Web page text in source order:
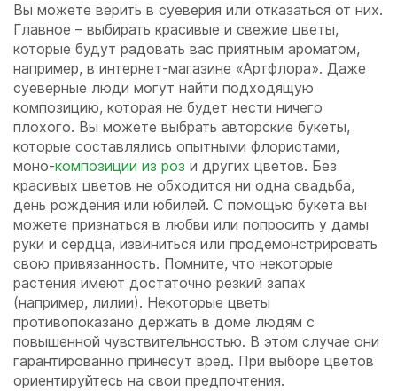
Вы можете верить в суеверия или отказаться от них.
Главное – выбирать красивые и свежие цветы,
которые будут радовать вас приятным ароматом,
например, в интернет-магазине «Артфлора». Даже
суеверные люди могут найти подходящую
композицию, которая не будет нести ничего
плохого. Вы можете выбрать авторские букеты,
которые составлялись опытными флористами,
моно-композиции из роз и других цветов. Без
красивых цветов не обходится ни одна свадьба,
день рождения или юбилей. С помощью букета вы
можете признаться в любви или попросить у дамы
руки и сердца, извиниться или продемонстрировать
свою привязанность. Помните, что некоторые
растения имеют достаточно резкий запах
(например, лилии). Некоторые цветы
противопоказано держать в доме людям с
повышенной чувствительностью. В этом случае они
гарантированно принесут вред. При выборе цветов
ориентируйтесь на свои предпочтения.